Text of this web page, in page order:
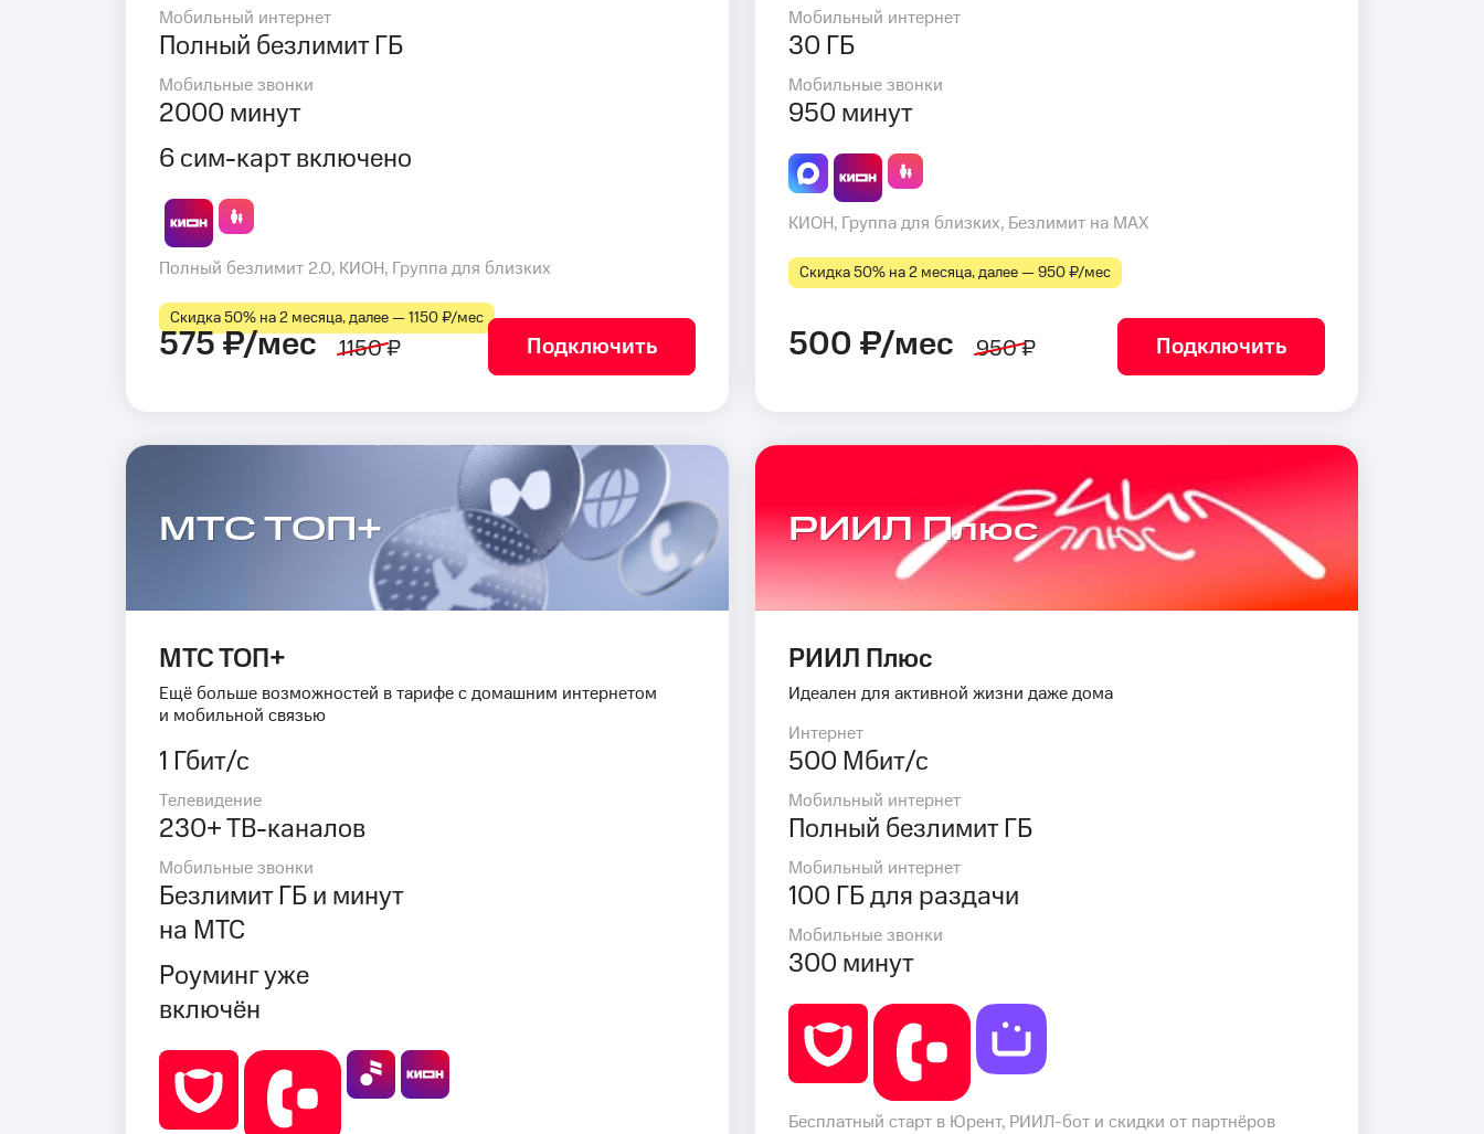
Мобильный интернет
Полный безлимит ГБ
Мобильные звонки
2000 минут
6 сим-карт включено
Полный безлимит 2.0, КИОН, Группа для близких
Скидка 50% на 2 месяца, далее — 1150 ₽⁠/⁠мес
575 ₽/мес 1150 ₽ Подключить
Мобильный интернет
30 ГБ
Мобильные звонки
950 минут
КИОН, Группа для близких, Безлимит на MAX
Скидка 50% на 2 месяца, далее — 950 ₽⁠/⁠мес
500 ₽/мес 950 ₽ Подключить
МТС ТОП+
МТС ТОП+
Ещё больше возможностей в тарифе с домашним интернетом
и мобильной связью
1 Гбит/с
Телевидение
230+ ТВ-каналов
Мобильные звонки
Безлимит ГБ и минут
на МТС
Роуминг уже
включён
РИИЛ Плюс
РИИЛ Плюс
Идеален для активной жизни даже дома
Интернет
500 Мбит/с
Мобильный интернет
Полный безлимит ГБ
Мобильный интернет
100 ГБ для раздачи
Мобильные звонки
300 минут
Бесплатный старт в Юрент, РИИЛ-бот и скидки от партнёров